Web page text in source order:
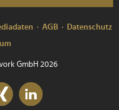
AGB
Datenschutz
GmbH 2026